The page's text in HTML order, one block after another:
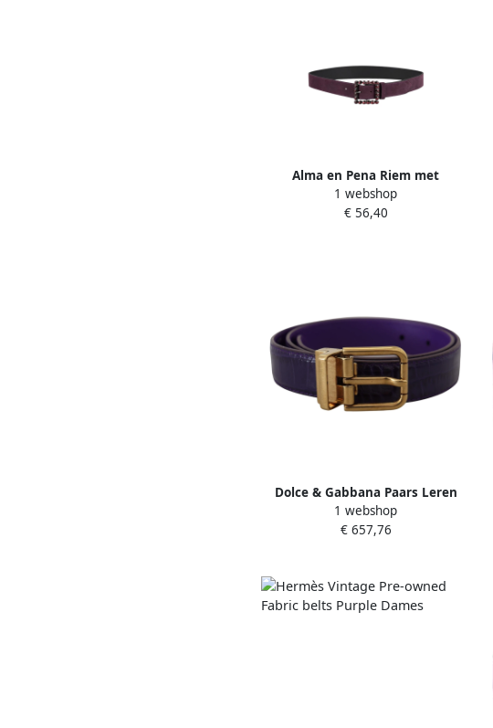
Alma en Pena Riem met
vierkante gesp Purple Dames
1 webshop
€ 56,40
Dolce & Gabbana Paars Leren
Riem met Metalen Gesp Purple
Dames
1 webshop
€ 657,76